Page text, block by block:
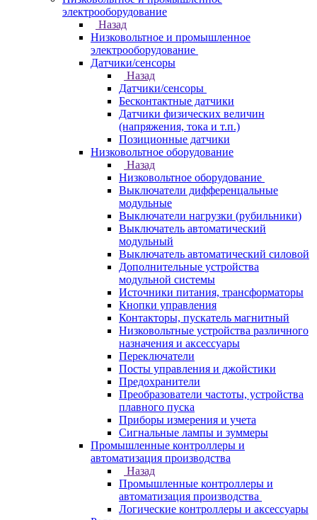
электрооборудование
Назад
Низковольтное и промышленное
электрооборудование
Датчики/сенсоры
Назад
Датчики/сенсоры
Бесконтактные датчики
Датчики физических величин
(напряжения, тока и т.п.)
Позиционные датчики
Низковольтное оборудование
Назад
Низковольтное оборудование
Выключатели дифференцальные
модульные
Выключатели нагрузки (рубильники)
Выключатель автоматический
модульный
Выключатель автоматический силовой
Дополнительные устройства
модульной системы
Источники питания, трансформаторы
Кнопки управления
Контакторы, пускатель магнитный
Низковольтные устройства различного
назначения и аксессуары
Переключатели
Посты управления и джойстики
Предохранители
Преобразователи частоты, устройства
плавного пуска
Приборы измерения и учета
Сигнальные лампы и зуммеры
Промышленные контроллеры и
автоматизация производства
Назад
Промышленные контроллеры и
автоматизация производства
Логические контроллеры и аксессуары